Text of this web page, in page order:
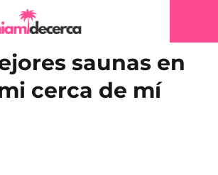
saunas en
cerca de mí